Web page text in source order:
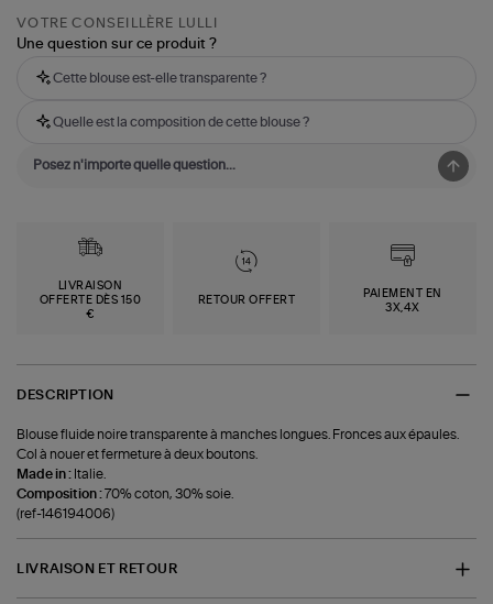
VOTRE CONSEILLÈRE LULLI
Une question sur ce produit ?
Cette blouse est-elle transparente ?
Quelle est la composition de cette blouse ?
LIVRAISON
OFFERTE DÈS 150
€
RETOUR OFFERT
PAIEMENT EN
3X,4X
DESCRIPTION
Blouse fluide noire transparente à manches longues. Fronces aux épaules.
Col à nouer et fermeture à deux boutons.
Made in : Italie.
Composition : 70% coton, 30% soie.
(ref-146194006)
LIVRAISON ET RETOUR